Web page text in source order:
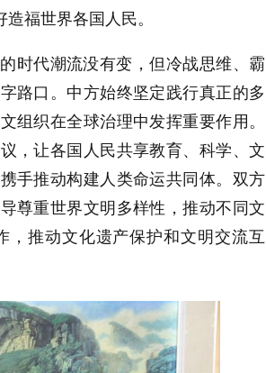
福世界各国人民。
时代潮流没有变，但冷战思维、霸
路口。中方始终坚定践行真正的多
组织在全球治理中发挥重要作用。
，让各国人民共享教育、科学、文
手推动构建人类命运共同体。双方
尊重世界文明多样性，推动不同文
，推动文化遗产保护和文明交流互